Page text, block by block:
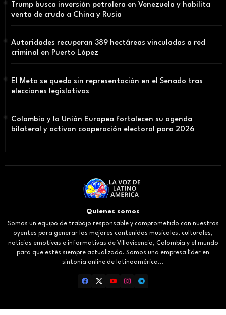
Trump busca inversión petrolera en Venezuela y habilita
venta de crudo a China y Rusia
Autoridades recuperan 389 hectáreas vinculadas a red
criminal en Puerto López
El Meta se queda sin representación en el Senado tras
elecciones legislativas
Colombia y la Unión Europea fortalecen su agenda
bilateral y activan cooperación electoral para 2026
Quienes somos
Somos un equipo de trabajo responsable y comprometido con nuestros
oyentes para generar los mejores contenidos musicales, culturales,
noticias emotivas e informativas de Villavicencio, Colombia y el mundo
para que estés siempre actualizado. Somos una empresa líder en
sintonía online de latinoamérica...